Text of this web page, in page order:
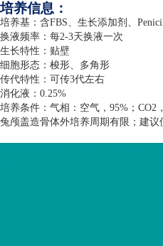
培养信息：
培养基：含FBS、生长添加剂、
换液频率：每2-3天换液一次
生长特性：贴壁
细胞形态：梭形、多角形
传代特性：可传3代左右
消化液： 0.25%
培养条件：气相：空气， 95% ； CO2 ，
兔颅盖造骨体外培养周期有限；建